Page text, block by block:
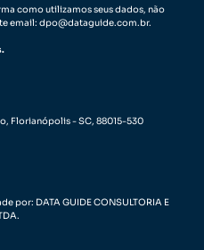
por: DATA GUIDE CONSULTORIA E
Florianópolis - SC, 88015-530
como utilizamos seus dados, não
email: dpo@dataguide.com.br.